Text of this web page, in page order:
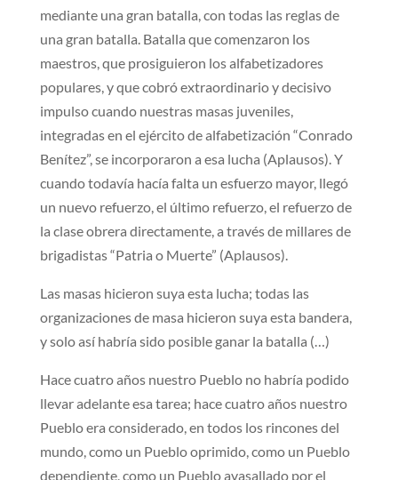
mediante una gran batalla, con todas las reglas de
una gran batalla. Batalla que comenzaron los
maestros, que prosiguieron los alfabetizadores
populares, y que cobró extraordinario y decisivo
impulso cuando nuestras masas juveniles,
integradas en el ejército de alfabetización “Conrado
Benítez”, se incorporaron a esa lucha (Aplausos). Y
cuando todavía hacía falta un esfuerzo mayor, llegó
un nuevo refuerzo, el último refuerzo, el refuerzo de
la clase obrera directamente, a través de millares de
brigadistas “Patria o Muerte” (Aplausos).
Las masas hicieron suya esta lucha; todas las
organizaciones de masa hicieron suya esta bandera,
y solo así habría sido posible ganar la batalla (…)
Hace cuatro años nuestro Pueblo no habría podido
llevar adelante esa tarea; hace cuatro años nuestro
Pueblo era considerado, en todos los rincones del
mundo, como un Pueblo oprimido, como un Pueblo
dependiente, como un Pueblo avasallado por el